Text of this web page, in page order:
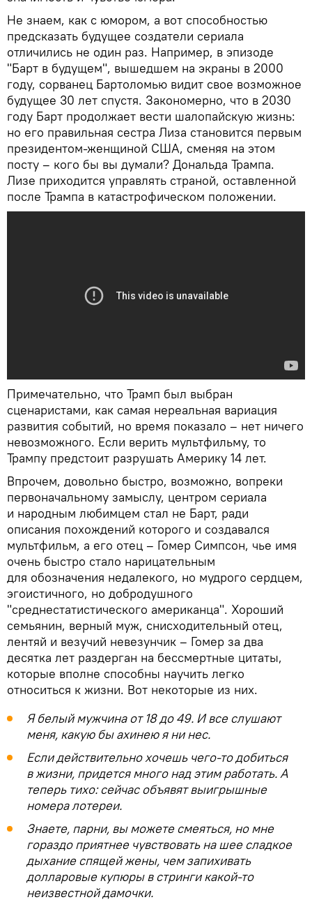
Не знаем, как с юмором, а вот способностью
предсказать будущее создатели сериала
отличились не один раз. Например, в эпизоде
"Барт в будущем", вышедшем на экраны в 2000
году, сорванец Бартоломью видит свое возможное
будущее 30 лет спустя. Закономерно, что в 2030
году Барт продолжает вести шалопайскую жизнь:
но его правильная сестра Лиза становится первым
президентом-женщиной США, сменяя на этом
посту – кого бы вы думали? Дональда Трампа.
Лизе приходится управлять страной, оставленной
после Трампа в катастрофическом положении.
Примечательно, что Трамп был выбран
сценаристами, как самая нереальная вариация
развития событий, но время показало – нет ничего
невозможного. Если верить мультфильму, то
Трампу предстоит разрушать Америку 14 лет.
Впрочем, довольно быстро, возможно, вопреки
первоначальному замыслу, центром сериала
и народным любимцем стал не Барт, ради
описания похождений которого и создавался
мультфильм, а его отец – Гомер Симпсон, чье имя
очень быстро стало нарицательным
для обозначения недалекого, но мудрого сердцем,
эгоистичного, но добродушного
"среднестатистического американца". Хороший
семьянин, верный муж, снисходительный отец,
лентяй и везучий невезунчик – Гомер за два
десятка лет раздерган на бессмертные цитаты,
которые вполне способны научить легко
относиться к жизни. Вот некоторые из них.
Я белый мужчина от 18 до 49. И все слушают
меня, какую бы ахинею я ни нес.
Если действительно хочешь чего-то добиться
в жизни, придется много над этим работать. А
теперь тихо: сейчас объявят выигрышные
номера лотереи.
Знаете, парни, вы можете смеяться, но мне
гораздо приятнее чувствовать на шее сладкое
дыхание спящей жены, чем запихивать
долларовые купюры в стринги какой-то
неизвестной дамочки.